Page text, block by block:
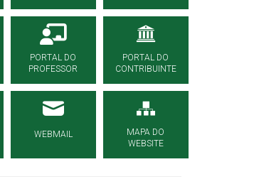
PORTAL DO
PROFESSOR
PORTAL DO
CONTRIBUINTE
WEBMAIL
MAPA DO
WEBSITE